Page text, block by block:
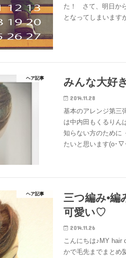
た！ さて、明日か
となってしまいま
ヘア記事 みんな大好
2014.11.28
基本のアレンジ第三
は中内田もくるりん
知らない方のために
たいと思います(o･∇
ヘア記事
三つ編み•
可愛い♡
2014.11.26
こんにちは♪MY hair
かで毛先までまとめ